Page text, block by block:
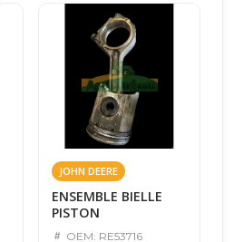
JOHN DEERE
ENSEMBLE BIELLE
PISTON
OEM: RE53716